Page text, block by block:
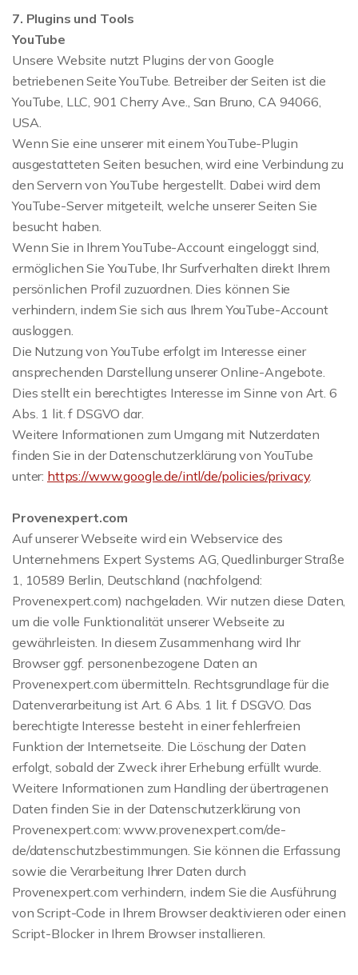
7. Plugins und Tools
YouTube
Unsere Website nutzt Plugins der von Google
betriebenen Seite YouTube. Betreiber der Seiten ist die
YouTube, LLC, 901 Cherry Ave., San Bruno, CA 94066,
USA.
Wenn Sie eine unserer mit einem YouTube-Plugin
ausgestatteten Seiten besuchen, wird eine Verbindung zu
den Servern von YouTube hergestellt. Dabei wird dem
YouTube-Server mitgeteilt, welche unserer Seiten Sie
besucht haben.
Wenn Sie in Ihrem YouTube-Account eingeloggt sind,
ermöglichen Sie YouTube, Ihr Surfverhalten direkt Ihrem
persönlichen Profil zuzuordnen. Dies können Sie
verhindern, indem Sie sich aus Ihrem YouTube-Account
ausloggen.
Die Nutzung von YouTube erfolgt im Interesse einer
ansprechenden Darstellung unserer Online-Angebote.
Dies stellt ein berechtigtes Interesse im Sinne von Art. 6
Abs. 1 lit. f DSGVO dar.
Weitere Informationen zum Umgang mit Nutzerdaten
finden Sie in der Datenschutzerklärung von YouTube
unter: https://www.google.de/intl/de/policies/privacy.
Provenexpert.com
Auf unserer Webseite wird ein Webservice des
Unternehmens Expert Systems AG, Quedlinburger Straße
1, 10589 Berlin, Deutschland (nachfolgend:
Provenexpert.com) nachgeladen. Wir nutzen diese Daten,
um die volle Funktionalität unserer Webseite zu
gewährleisten. In diesem Zusammenhang wird Ihr
Browser ggf. personenbezogene Daten an
Provenexpert.com übermitteln. Rechtsgrundlage für die
Datenverarbeitung ist Art. 6 Abs. 1 lit. f DSGVO. Das
berechtigte Interesse besteht in einer fehlerfreien
Funktion der Internetseite. Die Löschung der Daten
erfolgt, sobald der Zweck ihrer Erhebung erfüllt wurde.
Weitere Informationen zum Handling der übertragenen
Daten finden Sie in der Datenschutzerklärung von
Provenexpert.com: www.provenexpert.com/de-
de/datenschutzbestimmungen. Sie können die Erfassung
sowie die Verarbeitung Ihrer Daten durch
Provenexpert.com verhindern, indem Sie die Ausführung
von Script-Code in Ihrem Browser deaktivieren oder einen
Script-Blocker in Ihrem Browser installieren.